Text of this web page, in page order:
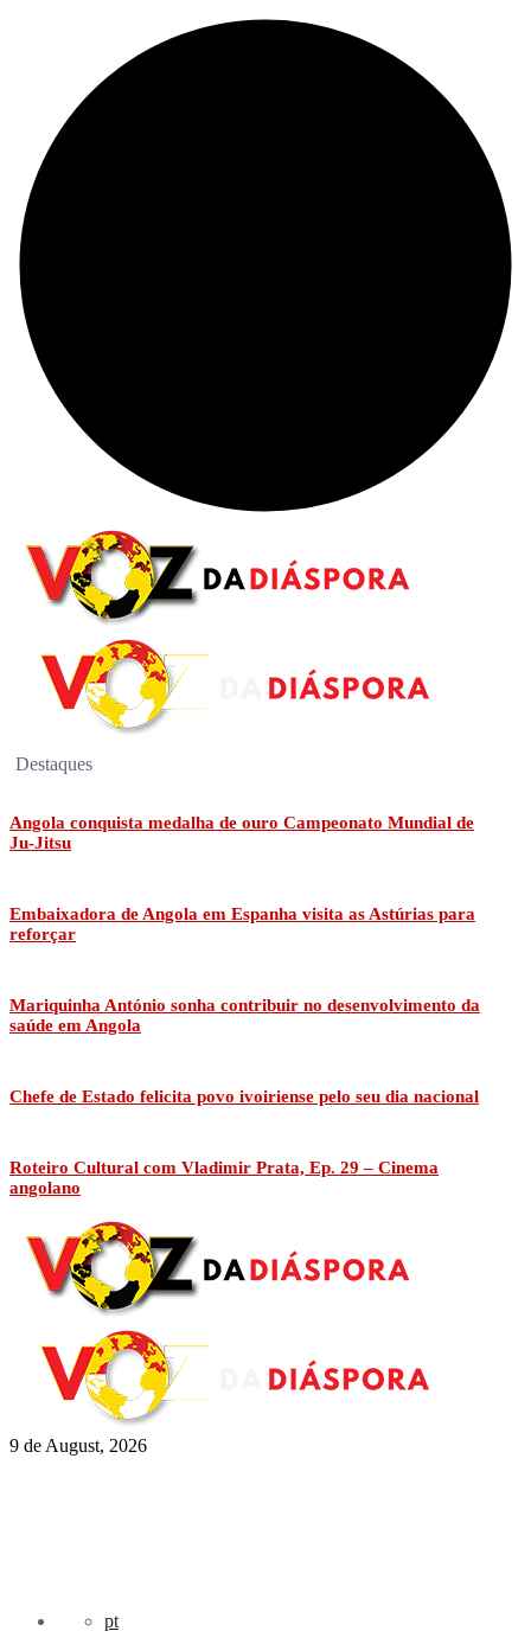
Destaques
Angola conquista medalha de ouro Campeonato Mundial de
Ju-Jitsu
Embaixadora de Angola em Espanha visita as Astúrias para
reforçar
Mariquinha António sonha contribuir no desenvolvimento da
saúde em Angola
Chefe de Estado felicita povo ivoiriense pelo seu dia nacional
Roteiro Cultural com Vladimir Prata, Ep. 29 – Cinema
angolano
9 de August, 2026
pt